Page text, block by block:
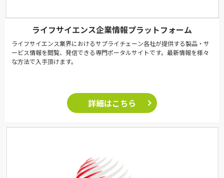
ライフサイエンス企業情報プラットフォーム
ライフサイエンス業界におけるサプライチェーン各社が提供する製品・サ
ービス情報を閲覧、発信できる専門ポータルサイトです。最新情報を様々
な方法で入手頂けます。
詳細はこちら